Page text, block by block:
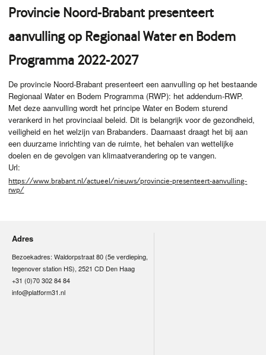
Provincie Noord-Brabant presenteert
aanvulling op Regionaal Water en Bodem
Programma 2022-2027
De provincie Noord-Brabant presenteert een aanvulling op het bestaande
Regionaal Water en Bodem Programma (RWP): het addendum-RWP.
Met deze aanvulling wordt het principe Water en Bodem sturend
verankerd in het provinciaal beleid. Dit is belangrijk voor de gezondheid,
veiligheid en het welzijn van Brabanders. Daarnaast draagt het bij aan
een duurzame inrichting van de ruimte, het behalen van wettelijke
doelen en de gevolgen van klimaatverandering op te vangen.
Url:
https://www.brabant.nl/actueel/nieuws/provincie-presenteert-aanvulling-
rwp/
Adres
Bezoekadres: Waldorpstraat 80 (5e verdieping,
tegenover station HS), 2521 CD Den Haag
+31 (0)70 302 84 84
info@platform31.nl